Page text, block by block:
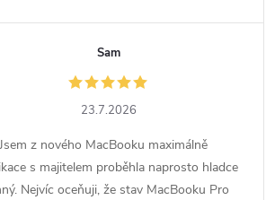
Sam
23.7.2026
z nového MacBooku maximálně
s majitelem proběhla naprosto hladce
Nejvíc oceňuji, že stav MacBooku Pro